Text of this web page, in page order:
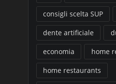
consigli scelta SUP
dente artificiale
economia home
home restaurants